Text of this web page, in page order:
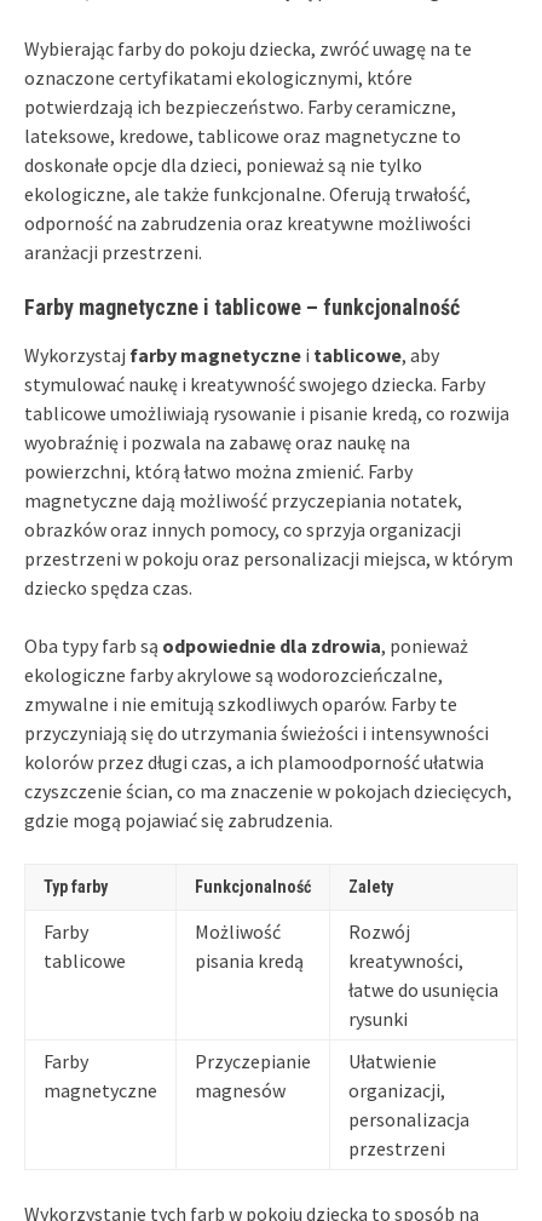
Wybierając farby do pokoju dziecka, zwróć uwagę na te
oznaczone certyfikatami ekologicznymi, które
potwierdzają ich bezpieczeństwo. Farby ceramiczne,
lateksowe, kredowe, tablicowe oraz magnetyczne to
doskonałe opcje dla dzieci, ponieważ są nie tylko
ekologiczne, ale także funkcjonalne. Oferują trwałość,
odporność na zabrudzenia oraz kreatywne możliwości
aranżacji przestrzeni.
Farby magnetyczne i tablicowe – funkcjonalność
Wykorzystaj farby magnetyczne i tablicowe, aby
stymulować naukę i kreatywność swojego dziecka. Farby
tablicowe umożliwiają rysowanie i pisanie kredą, co rozwija
wyobraźnię i pozwala na zabawę oraz naukę na
powierzchni, którą łatwo można zmienić. Farby
magnetyczne dają możliwość przyczepiania notatek,
obrazków oraz innych pomocy, co sprzyja organizacji
przestrzeni w pokoju oraz personalizacji miejsca, w którym
dziecko spędza czas.
Oba typy farb są odpowiednie dla zdrowia, ponieważ
ekologiczne farby akrylowe są wodorozcieńczalne,
zmywalne i nie emitują szkodliwych oparów. Farby te
przyczyniają się do utrzymania świeżości i intensywności
kolorów przez długi czas, a ich plamoodporność ułatwia
czyszczenie ścian, co ma znaczenie w pokojach dziecięcych,
gdzie mogą pojawiać się zabrudzenia.
Typ farby Funkcjonalność Zalety
Farby
tablicowe
Możliwość
pisania kredą
Rozwój
kreatywności,
łatwe do usunięcia
rysunki
Farby
magnetyczne
Przyczepianie
magnesów
Ułatwienie
organizacji,
personalizacja
przestrzeni
Wykorzystanie tych farb w pokoju dziecka to sposób na